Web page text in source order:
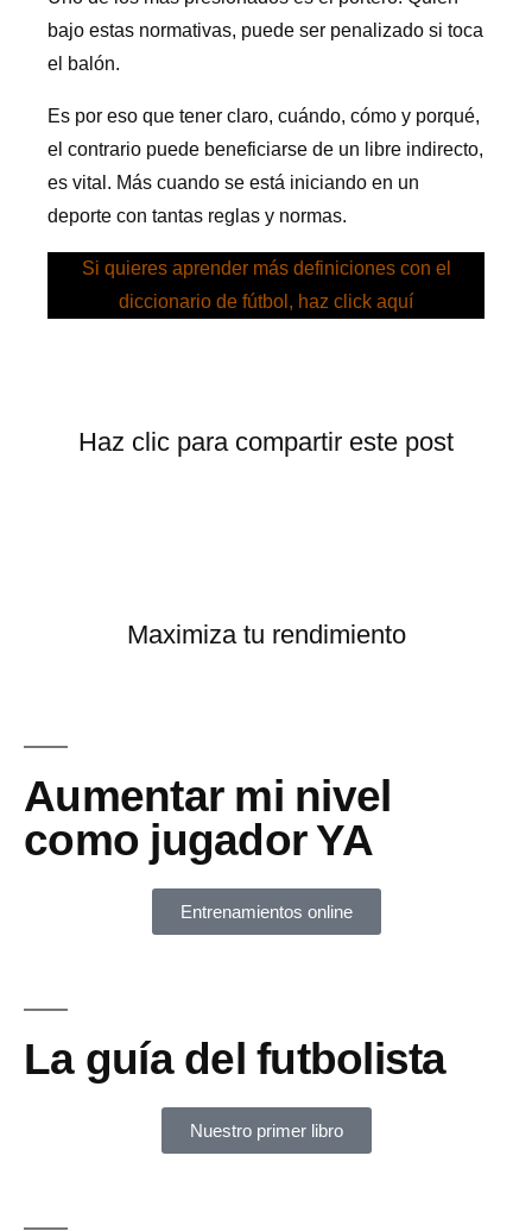
bajo estas normativas, puede ser penalizado si toca
el balón.
Es por eso que tener claro, cuándo, cómo y porqué,
el contrario puede beneficiarse de un libre indirecto,
es vital. Más cuando se está iniciando en un
deporte con tantas reglas y normas.
Si quieres aprender más definiciones con el
diccionario de fútbol, haz click aquí
Haz clic para compartir este post
Maximiza tu rendimiento
Aumentar mi nivel
como jugador YA
Entrenamientos online
La guía del futbolista
Nuestro primer libro